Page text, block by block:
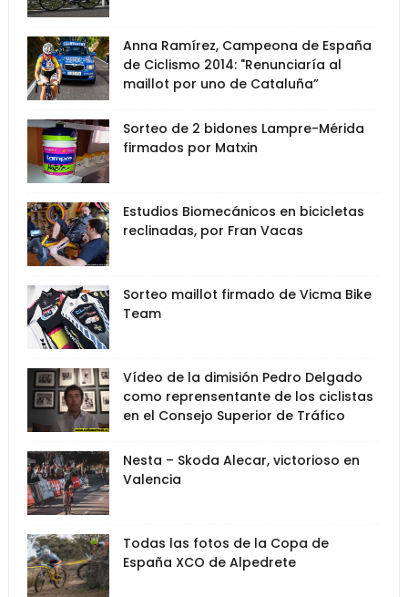
Anna Ramírez, Campeona de España
de Ciclismo 2014: "Renunciaría al
maillot por uno de Cataluña”
Sorteo de 2 bidones Lampre-Mérida
firmados por Matxin
Estudios Biomecánicos en bicicletas
reclinadas, por Fran Vacas
Sorteo maillot firmado de Vicma Bike
Team
Vídeo de la dimisión Pedro Delgado
como reprensentante de los ciclistas
en el Consejo Superior de Tráfico
Nesta – Skoda Alecar, victorioso en
Valencia
Todas las fotos de la Copa de
España XCO de Alpedrete